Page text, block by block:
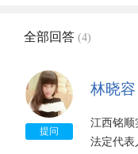
全部回答 (4)
提问
林晓容
江西铭顺
法定代表人	万